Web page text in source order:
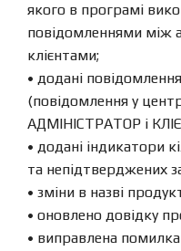
якого в програмі
повідомленнями між
клієнтами;
• додані
(повідомлення у
АДМІНІСТРАТОР і
• додані індикатори
та непідтверджених
• зміни в назві
• оновлено довідку
• виправлена